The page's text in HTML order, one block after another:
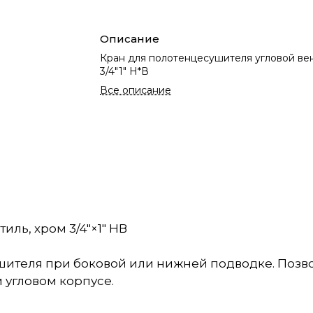
Описание
Кран для полотенцесушителя угловой
3/4"1" Н*В
Все описание
хром 3/4"×1" НВ
при боковой или нижней подводке.
корпусе.